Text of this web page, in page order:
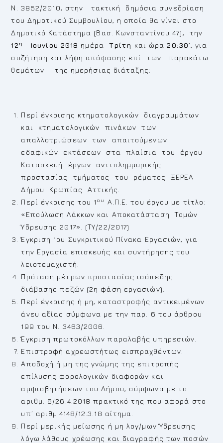
Ν. 3852/2010, στην τακτική δημόσια συνεδρίαση
του Δημοτικού Συμβουλίου, η οποία θα γίνει στο
Δημοτικό Κατάστημα (Βασ. Κωνσταντίνου 47), την
12 η Ιουνίου 2018 ημέραΤρίτη και ώρα20:30’, για
συζήτηση και λήψη απόφασης επί των παρακάτω
θεμάτων της ημερήσιας διάταξης:
Περί έγκρισης κτηματολογικών διαγραμμάτων
και κτηματολογικών πινάκων των
απαλλοτριώσεων των απαιτούμενων
εδαφικών εκτάσεων στα πλαίσια του έργου
Κατασκευή έργων αντιπλημμυρικής
προστασίας τμήματος του ρέματος ΞΕΡΕΑ
Δήμου Κρωπίας Αττικής.
Περί έγκρισης του 1 ου
Α.Π.Ε. του έργου με τίτλο:
«Επούλωση Λάκκων και Αποκατάσταση Τομών
Ύδρευσης 2017». (ΤΥ/22/2017)
Έγκριση 1ου Συγκριτικού Πίνακα Εργασιών, για
την Εργασία επισκευής και συντήρησης του
λειοτεμαχιστή.
Πρόταση μέτρων προστασίας ισόπεδης
διάβασης πεζών (2η φάση εργασιών).
Περί έγκρισης ή μη, καταστροφής αντικειμένων
άνευ αξίας σύμφωνα με την παρ. 6 του άρθρου
199 του Ν. 3463/2006.
Έγκριση πρωτοκόλλων παραλαβής υπηρεσιών.
Επιστροφή αχρεωστήτως εισπραχθέντων.
Αποδοχή ή μη της γνώμης της επιτροπής
επίλυσης φορολογικών διαφορών και
αμφισβητήσεων του Δήμου, σύμφωνα με το
αριθμ. 6/26.4.2018 πρακτικό της που αφορά στο
υπ’ αριθμ.4148/12.3.18 αίτημα.
Περί μερικής μείωσης ή μη λογ/μων Ύδρευσης
λόγω λάθους χρέωσης και διαγραφής των ποσών